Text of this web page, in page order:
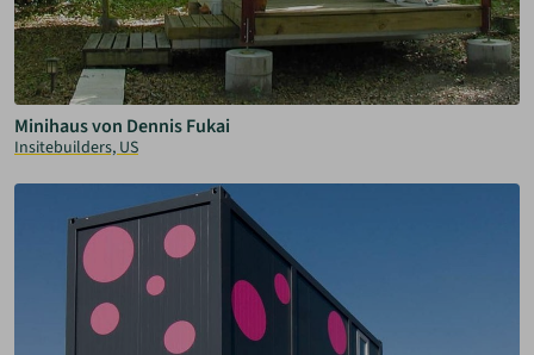
Minihaus von Dennis Fukai
Insitebuilders, US